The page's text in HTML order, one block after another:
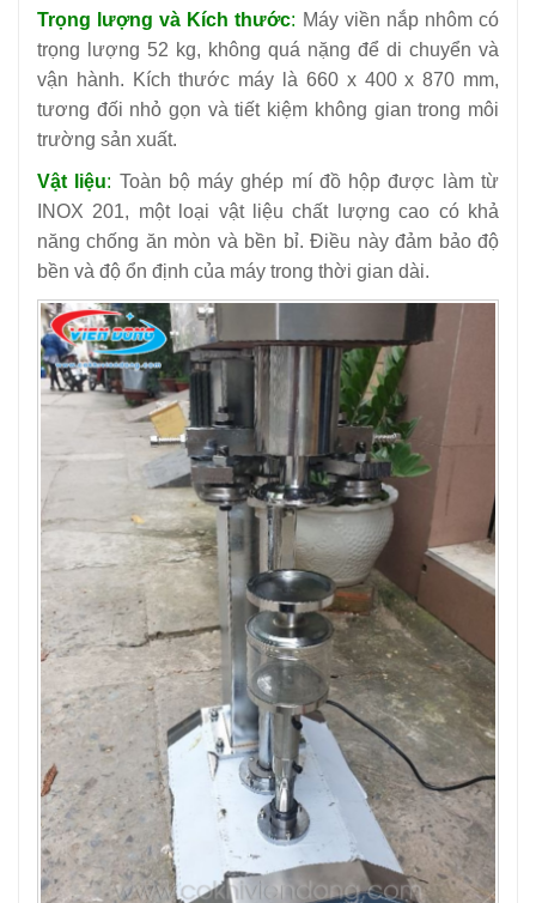
Trọng lượng và Kích thước: Máy viền nắp nhôm có
trọng lượng 52 kg, không quá nặng để di chuyển và
vận hành. Kích thước máy là 660 x 400 x 870 mm,
tương đối nhỏ gọn và tiết kiệm không gian trong môi
trường sản xuất.
Vật liệu: Toàn bộ máy ghép mí đồ hộp được làm từ
INOX 201, một loại vật liệu chất lượng cao có khả
năng chống ăn mòn và bền bỉ. Điều này đảm bảo độ
bền và độ ổn định của máy trong thời gian dài.